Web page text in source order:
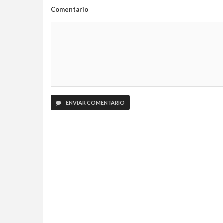
Comentario
ENVIAR COMENTARIO